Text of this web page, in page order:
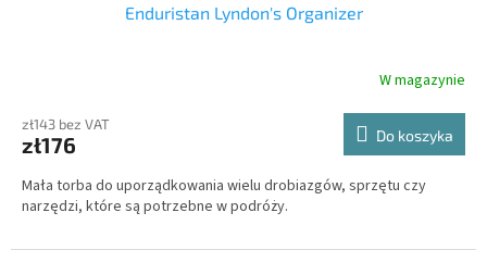
Enduristan Lyndon's Organizer
W magazynie
zł143 bez VAT
zł176 Do koszyka
Mała torba do uporządkowania wielu drobiazgów, sprzętu czy
narzędzi, które są potrzebne w podróży.